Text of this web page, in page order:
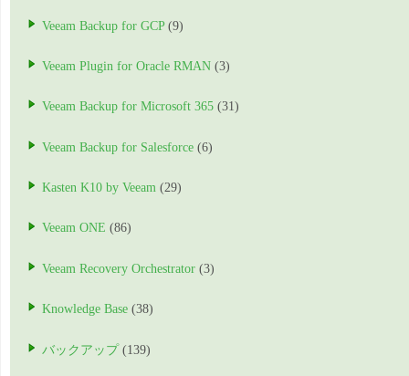
Veeam Backup for GCP(9)
Veeam Plugin for Oracle RMAN (3)
Veeam Backup for Microsoft 365 (31)
Veeam Backup for Salesforce (6)
Kasten K10 by Veeam (29)
Veeam ONE (86)
Veeam Recovery Orchestrator (3)
Knowledge Base (38)
バックアップ(139)